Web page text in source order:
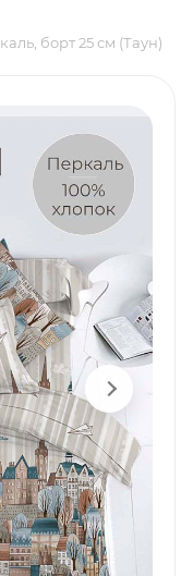
борт 25 см (Таун)